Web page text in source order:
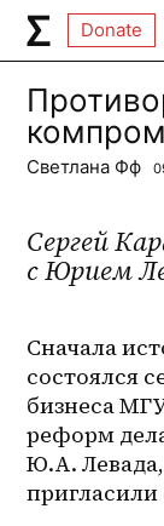
Donate
Светлана Фф
Сергей
с Юрием
Сначала
состоялся
бизнеса
реформ
Ю.А.
пригласили